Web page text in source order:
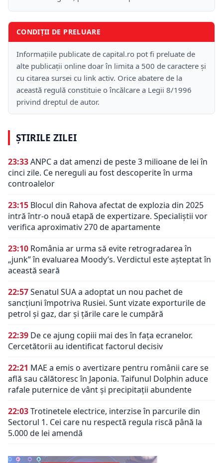
CONDIȚII DE PRELUARE
Informațiile publicate de capital.ro pot fi preluate de
alte publicații online doar în limita a 500 de caractere și
cu citarea sursei cu link activ. Orice abatere de la
această regulă constituie o încălcare a Legii 8/1996
privind dreptul de autor.
ȘTIRILE ZILEI
23:33ANPC a dat amenzi de peste 3 milioane de lei în
cinci zile. Ce nereguli au fost descoperite în urma
controalelor
23:15 Blocul din Rahova afectat de explozia din 2025
intră într-o nouă etapă de expertizare. Specialiștii vor
verifica aproximativ 270 de apartamente
23:10 România ar urma să evite retrogradarea în
„junk” în evaluarea Moody’s. Verdictul este așteptat în
această seară
22:57Senatul SUA a adoptat un nou pachet de
sancțiuni împotriva Rusiei. Sunt vizate exporturile de
petrol și gaz, dar și țările care le cumpără
22:39 De ce ajung copiii mai des în fața ecranelor.
Cercetătorii au identificat factorul decisiv
22:21 MAE a emis o avertizare pentru românii care se
află sau călătoresc în Japonia. Taifunul Dolphin aduce
rafale puternice de vânt și precipitații abundente
22:03Trotinetele electrice, interzise în parcurile din
Sectorul 1. Cei care nu respectă regula riscă până la
5.000 de lei amendă